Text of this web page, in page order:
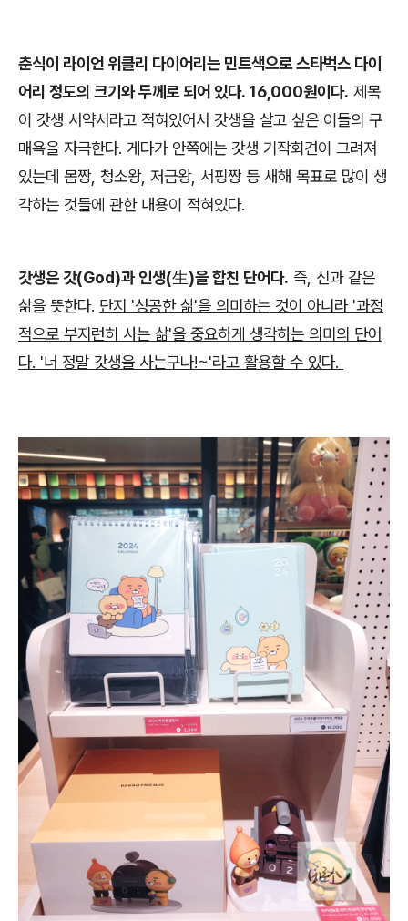
춘식이 라이언 위클리 다이어리는 민트색으로 스타벅스 다이
어리 정도의 크기와 두께로 되어 있다. 16,000원이다. 제목
이 갓생 서약서라고 적혀있어서 갓생을 살고 싶은 이들의 구
매욕을 자극한다. 게다가 안쪽에는 갓생 기작회견이 그려져
있는데 몸짱, 청소왕, 저금왕, 서핑짱 등 새해 목표로 많이 생
각하는 것들에 관한 내용이 적혀있다.
갓생은 갓(God)과 인생(生)을 합친 단어다. 즉, 신과 같은
삶을 뜻한다. 단지 '성공한 삶'을 의미하는 것이 아니라 '과정
적으로 부지런히 사는 삶'을 중요하게 생각하는 의미의 단어
다. '너 정말 갓생을 사는구나!~'라고 활용할 수 있다.